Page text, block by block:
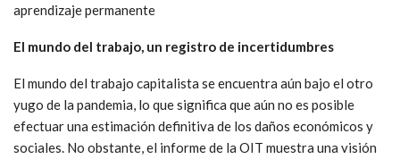
aprendizaje permanente
El mundo del trabajo, un registro de incertidumbres
El mundo del trabajo capitalista se encuentra aún bajo el otro
yugo de la pandemia, lo que significa que aún no es posible
efectuar una estimación definitiva de los daños económicos y
sociales. No obstante, el informe de la OIT muestra una visión